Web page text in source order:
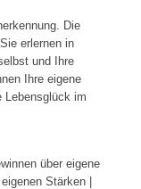
Die
erlernen in
und Ihre
Ihre eigene
Lebensglück im
über eigene
Stärken |